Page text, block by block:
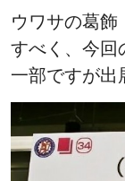
ウワサの葛飾
すべく、今回
一部ですが出